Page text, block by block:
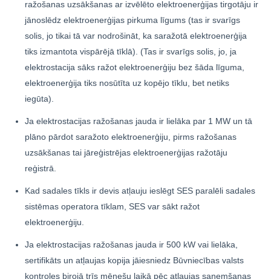
ražošanas uzsākšanas ar izvēlēto elektroenerģijas tirgotāju ir
jānoslēdz elektroenerģijas pirkuma līgums (tas ir svarīgs
solis, jo tikai tā var nodrošināt, ka saražotā elektroenerģija
tiks izmantota vispārējā tīklā). (Tas ir svarīgs solis, jo, ja
elektrostacija sāks ražot elektroenerģiju bez šāda līguma,
elektroenerģija tiks nosūtīta uz kopējo tīklu, bet netiks
iegūta).
Ja elektrostacijas ražošanas jauda ir lielāka par 1 MW un tā
plāno pārdot saražoto elektroenerģiju, pirms ražošanas
uzsākšanas tai jāreģistrējas elektroenerģijas ražotāju
reģistrā.
Kad sadales tīkls ir devis atļauju ieslēgt SES paralēli sadales
sistēmas operatora tīklam, SES var sākt ražot
elektroenerģiju.
Ja elektrostacijas ražošanas jauda ir 500 kW vai lielāka,
sertifikāts un atļaujas kopija jāiesniedz Būvniecības valsts
kontroles birojā trīs mēnešu laikā pēc atļaujas saņemšanas